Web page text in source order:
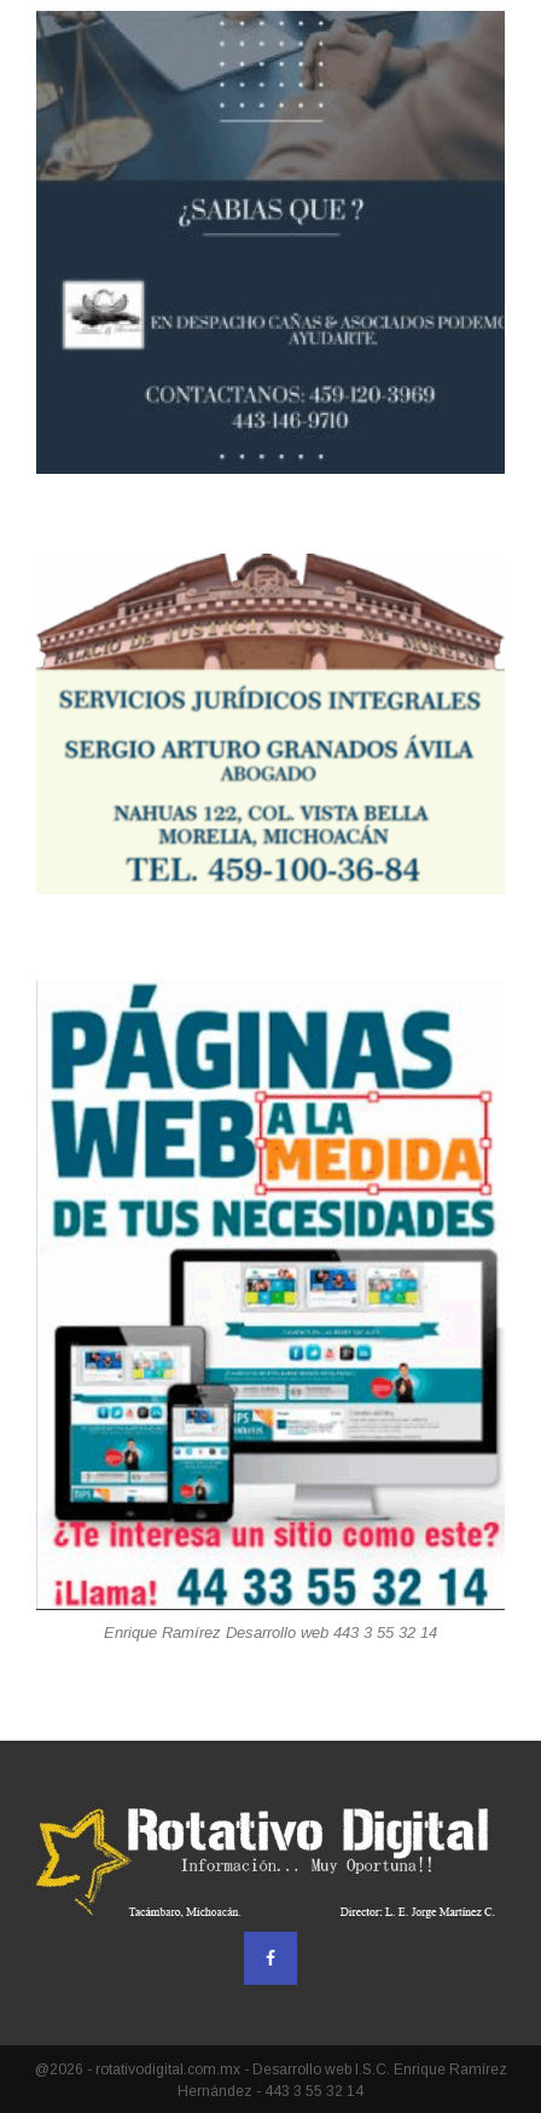
Enrique Ramírez Desarrollo web 443 3 55 32 14
@2026 - rotativodigital.com.mx - Desarrollo web I.S.C. Enrique Ramírez
Hernández - 443 3 55 32 14